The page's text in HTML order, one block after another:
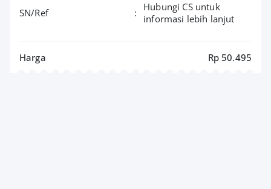
SN/Ref :
Hubungi CS untuk
informasi lebih lanjut
Harga Rp 50.495